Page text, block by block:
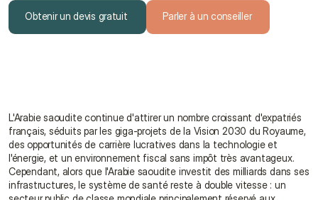
Obtenir un devis gratuit Parler à un conseiller
L'Arabie saoudite continue d'attirer un nombre croissant d'expatriés
français, séduits par les giga-projets de la Vision 2030 du Royaume,
des opportunités de carrière lucratives dans la technologie et
l'énergie, et un environnement fiscal sans impôt très avantageux.
Cependant, alors que l'Arabie saoudite investit des milliards dans ses
infrastructures, le système de santé reste à double vitesse : un